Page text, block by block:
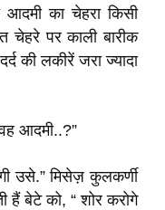
आदमी का चेहरा किसी
चेहरे पर काली बारीक
की लकीरें जरा ज्यादा
वह आदमी..?”
उसे.” मिसेज़ कुलकर्णी
हैं बेटे को, “ शोर करोगे